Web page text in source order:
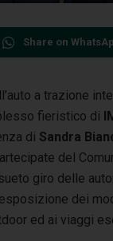
Share on
a trazione
fieristico di
di Sandra
del
giro delle
dei
ed ai viaggi